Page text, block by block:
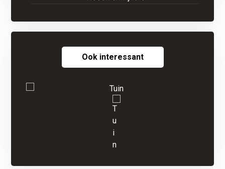
Ook interessant